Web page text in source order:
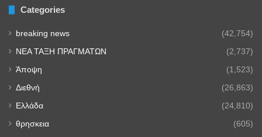
Categories
breaking news (42,754)
NEA TAΞΗ ΠΡΑΓΜΑΤΩΝ (2,737)
Άποψη (1,523)
Διεθνή (26,863)
Ελλάδα (24,810)
θρησκεια (605)